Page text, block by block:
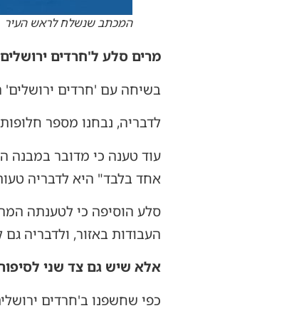
המכתב שנשלח לראש העיר
מרים סלע ל'חרדים
בשיחה עם 'חרדים
לדבריה, נבחנו מספר
עוד טענה כי מדובר במבנה
אחד בלבד" היא לדבריה
סלע הוסיפה כי לטענתה
העבודות באזור, ולדבריה
אלא שיש גם צד שני
כפי שחשפנו ב'חרדים